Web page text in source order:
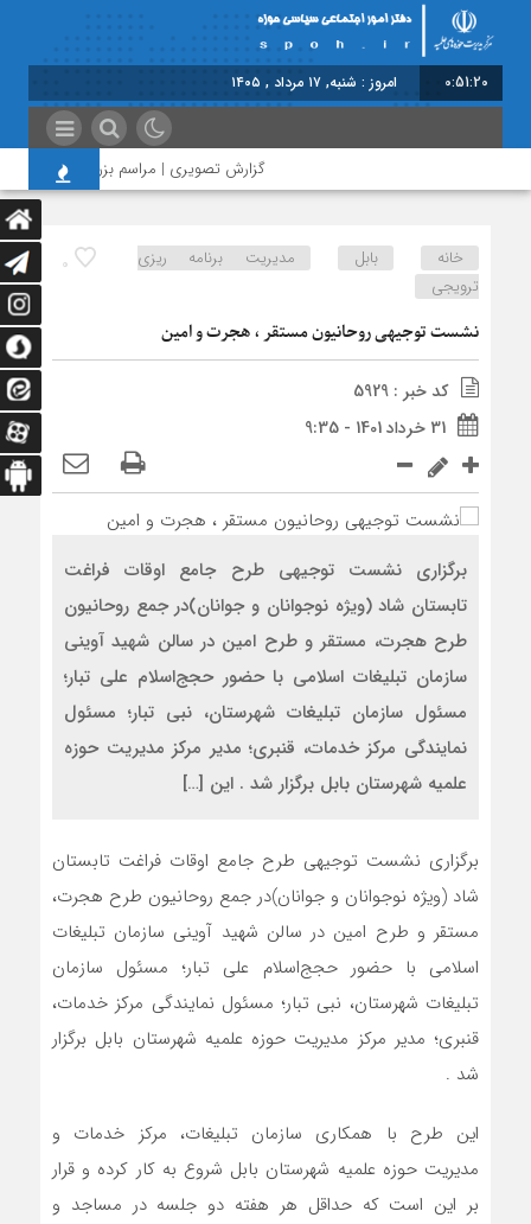
0:51:21 امروز : شنبه, ۱۷ مرداد , ۱۴۰۵
گزارش تصویری | مراسم بزرگداشت امام
0 خانه بابل
مدیریت برنامه ریزی
ترویجی
نشست توجیهی روحانیون مستقر ، هجرت و امین
کد خبر : 5929
31 خرداد 1401 - 9:35
برگزاری نشست توجیهی طرح جامع اوقات فراغت
تابستان شاد (ویژه نوجوانان و جوانان)در جمع روحانیون
طرح هجرت، مستقر و طرح امین در سالن شهید آوینی
سازمان تبلیغات اسلامی با حضور حجج‌اسلام علی تبار؛
مسئول سازمان تبلیغات شهرستان، نبی تبار؛ مسئول
نمایندگی مرکز خدمات، قنبری؛ مدیر مرکز مدیریت حوزه
علمیه شهرستان بابل برگزار شد . این […]
برگزاری نشست توجیهی طرح جامع اوقات فراغت تابستان
شاد (ویژه نوجوانان و جوانان)در جمع روحانیون طرح هجرت،
مستقر و طرح امین در سالن شهید آوینی سازمان تبلیغات
اسلامی با حضور حجج‌اسلام علی تبار؛ مسئول سازمان
تبلیغات شهرستان، نبی تبار؛ مسئول نمایندگی مرکز خدمات،
قنبری؛ مدیر مرکز مدیریت حوزه علمیه شهرستان بابل برگزار
شد .
این طرح با همکاری سازمان تبلیغات، مرکز خدمات و
مدیریت حوزه علمیه شهرستان بابل شروع به کار کرده و قرار
بر این است که حداقل هر هفته دو جلسه در مساجد و